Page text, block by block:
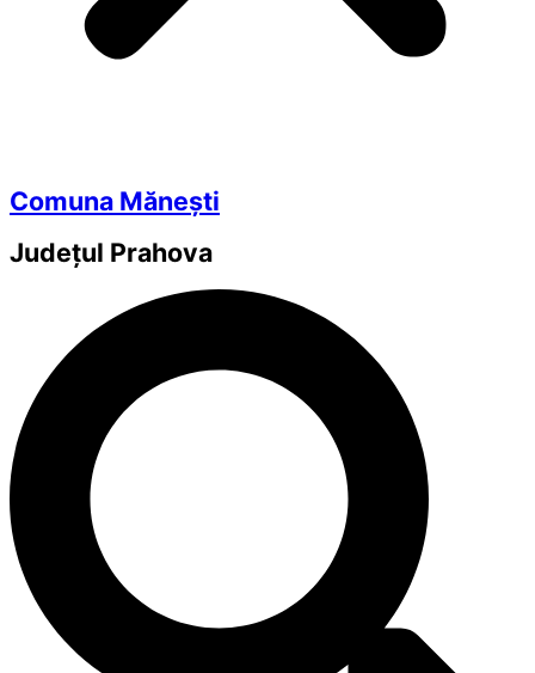
Comuna Mănești
Județul Prahova